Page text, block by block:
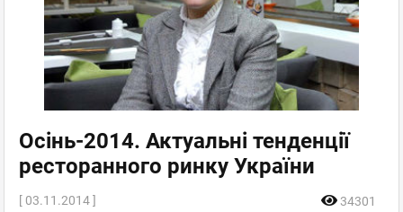
Осінь-2014. Актуальні тенденції
ресторанного ринку України
[ 03.11.2014 ]
34301